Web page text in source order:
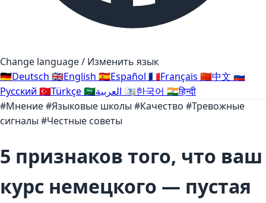
Change language / Изменить язык
🇩🇪Deutsch 🇬🇧English 🇪🇸Español 🇫🇷Français 🇨🇳中文 🇷🇺
Русский 🇹🇷Türkçe🇸🇦 🇰🇷한국어 🇮🇳हिन्दी
#Мнение#Языковые школы #Качество #Тревожные
сигналы #Честные советы
5 признаков того, что ваш
курс немецкого — пустая